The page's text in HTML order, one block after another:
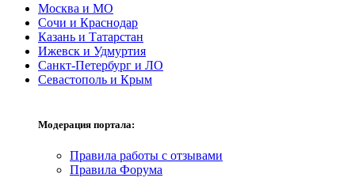
Москва и МО
Сочи и Краснодар
Казань и Татарстан
Ижевск и Удмуртия
Санкт-Петербург и ЛО
Севастополь и Крым
Модерация портала:
Правила работы с отзывами
Правила Форума